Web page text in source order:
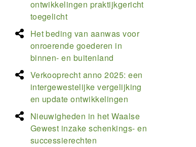
ontwikkelingen praktijkgericht
toegelicht
Het beding van aanwas voor
onroerende goederen in
binnen- en buitenland
Verkooprecht anno 2025: een
intergewestelijke vergelijking
en update ontwikkelingen
Nieuwigheden in het Waalse
Gewest inzake schenkings- en
successierechten